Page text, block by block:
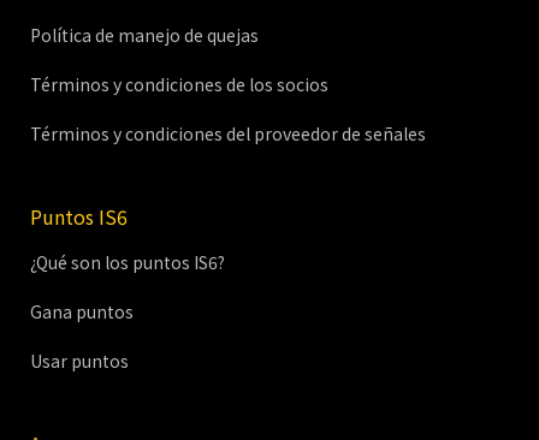
Política de manejo de quejas
Términos y condiciones de los socios
Términos y condiciones del proveedor de señales
Puntos IS6
¿Qué son los puntos IS6?
Gana puntos
Usar puntos